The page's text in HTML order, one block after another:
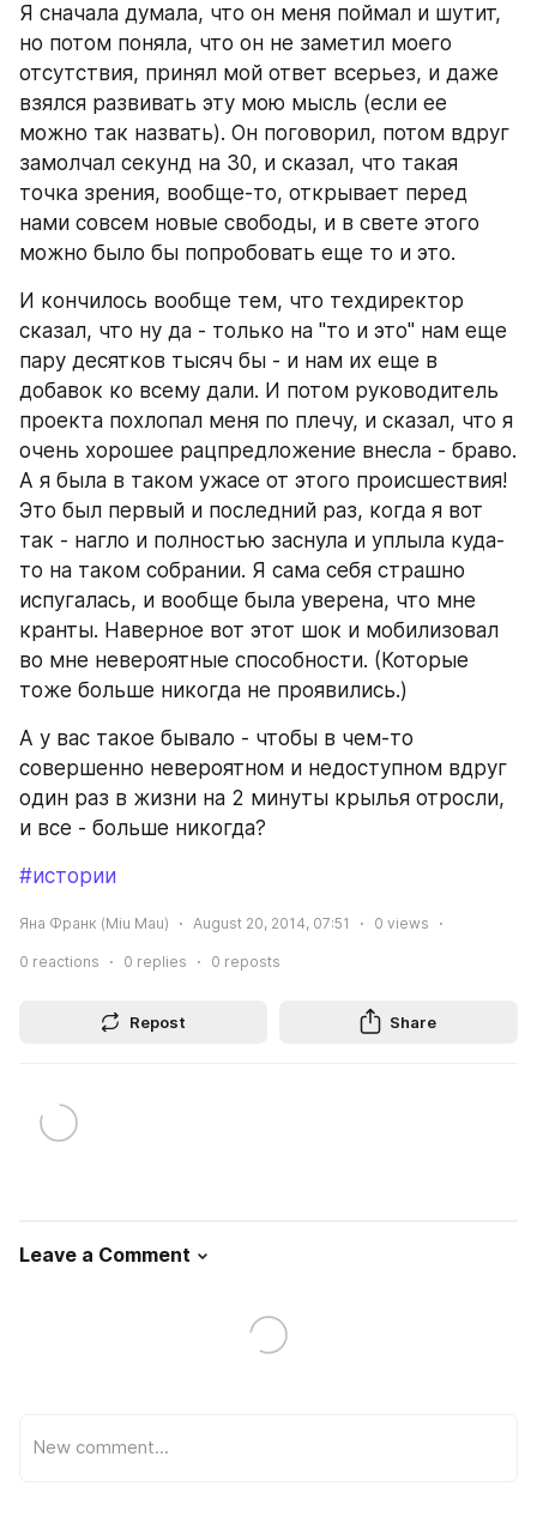
Я сначала думала, что он меня поймал и шутит,
но потом поняла, что он не заметил моего
отсутствия, принял мой ответ всерьез, и даже
взялся развивать эту мою мысль (если ее
можно так назвать). Он поговорил, потом вдруг
замолчал секунд на 30, и сказал, что такая
точка зрения, вообще-то, открывает перед
нами совсем новые свободы, и в свете этого
можно было бы попробовать еще то и это.
И кончилось вообще тем, что техдиректор
сказал, что ну да - только на "то и это" нам еще
пару десятков тысяч бы - и нам их еще в
добавок ко всему дали. И потом руководитель
проекта похлопал меня по плечу, и сказал, что я
очень хорошее рацпредложение внесла - браво.
А я была в таком ужасе от этого происшествия!
Это был первый и последний раз, когда я вот
так - нагло и полностью заснула и уплыла куда-
то на таком собрании. Я сама себя страшно
испугалась, и вообще была уверена, что мне
кранты. Наверное вот этот шок и мобилизовал
во мне невероятные способности. (Которые
тоже больше никогда не проявились.)
А у вас такое бывало - чтобы в чем-то
совершенно невероятном и недоступном вдруг
один раз в жизни на 2 минуты крылья отросли,
и все - больше никогда?
#истории
Яна Франк (Miu Mau) August 20, 2014, 07:51 0 views
0 reactions 0 replies 0 reposts
Repost Share
Leave a Comment